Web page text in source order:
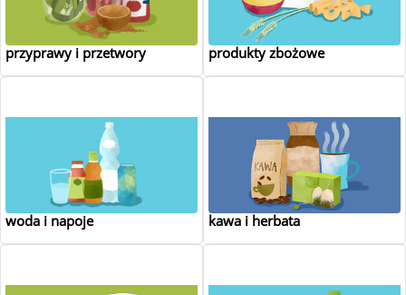
przyprawy i przetwory produkty zbożowe
woda i napoje kawa i herbata